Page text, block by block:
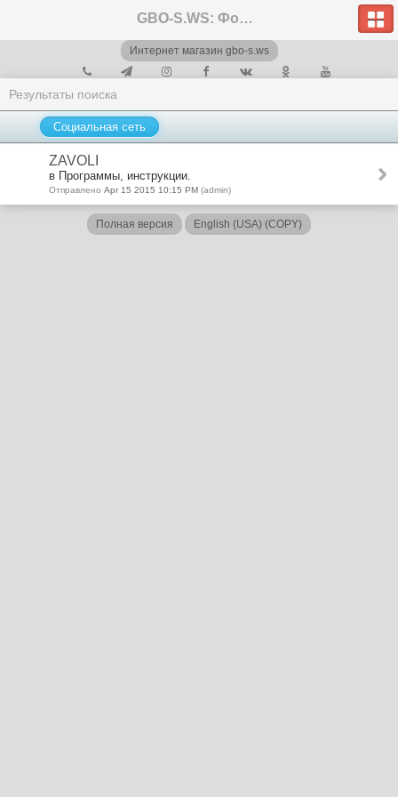
GBO-S.WS: Форум
Интернет магазин gbo-s.ws
Результаты поиска
Социальная сеть
ZAVOLI
в Программы, инструкции.
Отправлено Apr 15 2015 10:15 PM (admin)
Полная версия English (USA) (COPY)